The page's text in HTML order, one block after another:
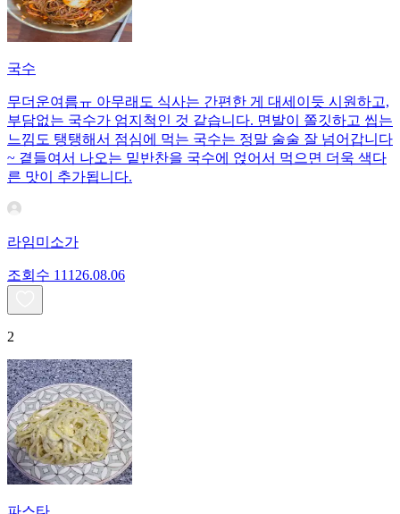
국수
무더운여름ㅠ 아무래도 식사는 간편한 게 대세이듯 시원하고,
부담없는 국수가 엄지척인 것 같습니다. 면발이 쫄깃하고 씹는
느낌도 탱탱해서 점심에 먹는 국수는 정말 술술 잘 넘어갑니다
~ 곁들여서 나오는 밑반찬을 국수에 얹어서 먹으면 더욱 색다
른 맛이 추가됩니다.
라임미소가
조회수 111 26.08.06
2